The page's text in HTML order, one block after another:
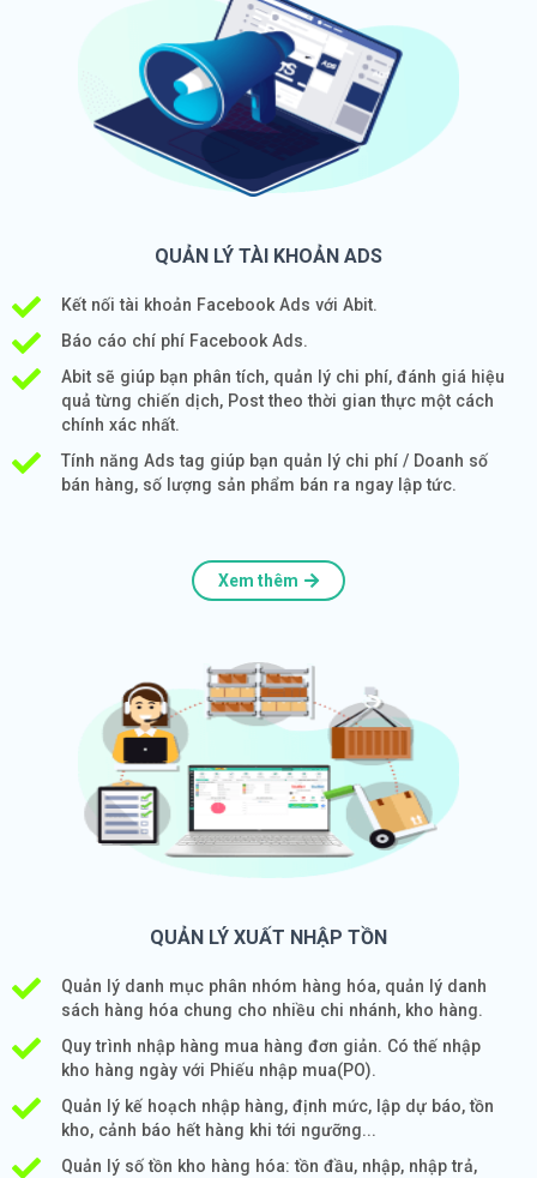
QUẢN LÝ TÀI KHOẢN ADS
Kết nối tài khoản Facebook Ads với Abit.
Báo cáo chí phí Facebook Ads.
Abit sẽ giúp bạn phân tích, quản lý chi phí, đánh giá hiệu
quả từng chiến dịch, Post theo thời gian thực một cách
chính xác nhất.
Tính năng Ads tag giúp bạn quản lý chi phí / Doanh số
bán hàng, số lượng sản phẩm bán ra ngay lập tức.
Xem thêm
QUẢN LÝ XUẤT NHẬP TỒN
Quản lý danh mục phân nhóm hàng hóa, quản lý danh
sách hàng hóa chung cho nhiều chi nhánh, kho hàng.
Quy trình nhập hàng mua hàng đơn giản. Có thế nhập
kho hàng ngày với Phiếu nhập mua(PO).
Quản lý kế hoạch nhập hàng, định mức, lập dự báo, tồn
kho, cảnh báo hết hàng khi tới ngưỡng...
Quản lý số tồn kho hàng hóa: tồn đầu, nhập, nhập trả,